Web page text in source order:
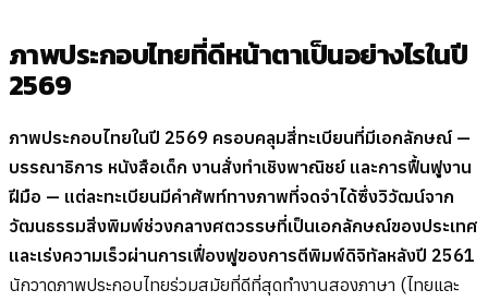
ภาพประกอบไทยที่ดีหน้าตาเป็นอย่างไรในปี
2569
ภาพประกอบไทยในปี 2569 ครอบคลุมสี่ทะเบียนที่มีเอกลักษณ์ —
บรรณาธิการ หนังสือเด็ก งานสั่งทำเชิงพาณิชย์ และการฟื้นฟูงาน
ฝีมือ — แต่ละทะเบียนมีคำศัพท์ทางภาพที่จดจำได้ซึ่งวิวัฒน์จาก
วัฒนธรรมสิ่งพิมพ์ช่วงกลางศตวรรษที่เป็นเอกลักษณ์ของประเทศ
และเร่งความเร็วผ่านการเฟื่องฟูของการตีพิมพ์ดิจิทัลหลังปี 2561
นักวาดภาพประกอบไทยร่วมสมัยที่ดีที่สุดทำงานสองภาษา (ไทยและ